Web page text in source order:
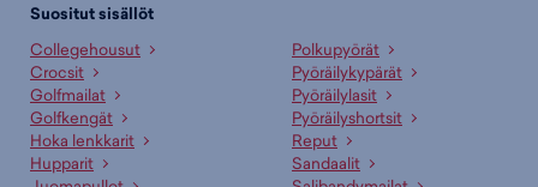
Suositut sisällöt
Collegehousut
Crocsit
Golfmailat
Golfkengät
Hoka lenkkarit
Hupparit
Polkupyörät
Pyöräilykypärät
Pyöräilylasit
Pyöräilyshortsit
Reput
Sandaalit